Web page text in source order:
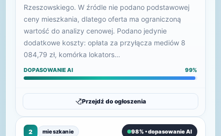
Rzeszowskiego. W źródle nie podano podstawowej
ceny mieszkania, dlatego oferta ma ograniczoną
wartość do analizy cenowej. Podano jedynie
dodatkowe koszty: opłata za przyłącza mediów 8
084,79 zł, komórka lokators…
DOPASOWANIE AI 99%
Przejdź do ogłoszenia
2 mieszkanie 98% • dopasowanie AI